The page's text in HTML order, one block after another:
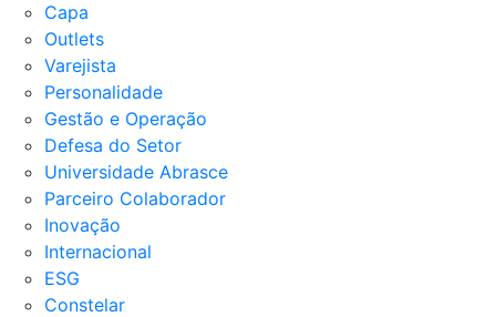
Capa
Outlets
Varejista
Personalidade
Gestão e Operação
Defesa do Setor
Universidade Abrasce
Parceiro Colaborador
Inovação
Internacional
ESG
Constelar